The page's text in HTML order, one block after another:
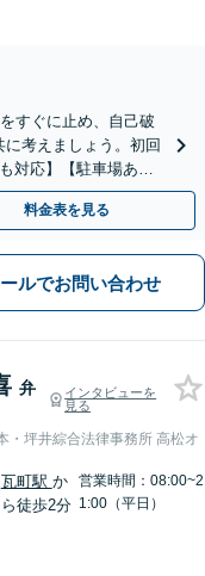
すぐに止め、自己破
考えましょう。初回
対応】【駐車場あ
ます。
料金表を見る
ルでお問い合わせ
弁
インタビューを
見る
坪井綜合法律事務所 高松オ
瓦町駅 か
ら徒歩2分
営業時間：08:00~2
1:00（平日）